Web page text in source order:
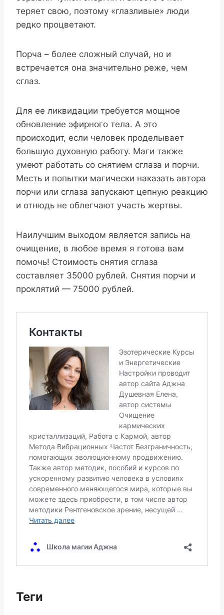
теряет свою, поэтому «глазливые» люди
редко процветают.
Порча – более сложный случай, но и
встречается она значительно реже, чем
сглаз.
Для ее ликвидации требуется мощное
обновление эфирного тела. А это
происходит, если человек проделывает
большую духовную работу. Маги также
умеют работать со снятием сглаза и порчи.
Месть и попытки магически наказать автора
порчи или сглаза запускают цепную реакцию
и отнюдь не облегчают участь жертвы.
Наилучшим выходом является запись на
очищение, в любое время я готова вам
помочь! Стоимость снятия сглаза
составляет 35000 рублей. Снятия порчи и
проклятий — 75000 рублей.
Теги